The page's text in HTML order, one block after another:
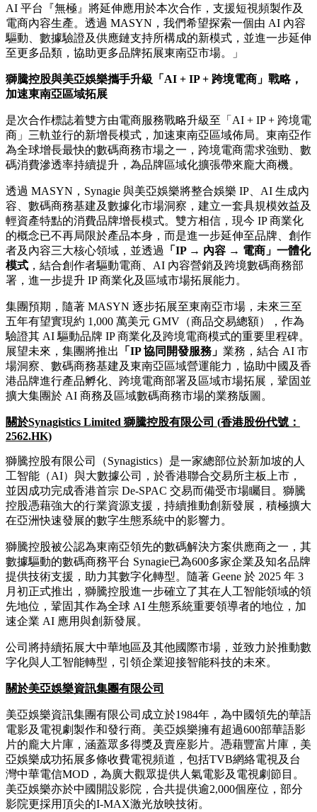
AI 平台『無極』將延伸應用於本次合作，支援短視頻製作及
電商內容生產。透過 MASYN，我們希望探索一個由 AI 內容
驅動、數據驗證及供應鏈支持所構成的新模式，並進一步延伸
至更多品類，協助更多品牌拓展東南亞市場。」
獅騰控股與美亞娛樂攜手升級「 AI + IP + 跨境電商」戰略，
加速東南亞區域拓展
是次合作標誌着雙方由電商服務戰略升級至「AI + IP + 跨境電
商」三軌並行的新增長模式，加速東南亞區域佈局。東南亞作
為全球增長最快的數碼商務市場之一，跨境電商需求強勁、數
碼消費滲透率持續提升，為品牌區域化擴張帶來龐大商機。
透過 MASYN，Synagie 與美亞娛樂將整合娛樂 IP、AI 生成內
容、數碼商務基建及數據化市場洞察，建立一套具規模效益及
輕資產特點的消費品牌增長模式。雙方相信，現今 IP 商業化
的概念已不再局限於產品本身，而是進一步延伸至品牌、創作
者及內容三大核心領域，並透過
「 IP → 內容 → 電商」一體化
模式 ，結合創作者驅動電商、AI 內容營銷及跨境數碼商務部
署，進一步提升 IP 商業化及區域市場拓展能力。
集團預期，隨著 MASYN 逐步拓展至東南亞市場，未來三至
五年有望實現約 1,000 萬美元 GMV（商品交易總額），作為
驗證其 AI 驅動品牌 IP 商業化及跨境電商模式的重要里程碑。
展望未來，集團將推出
「 IP協同開發服務」 業務，結合 AI 市
場洞察、數碼商務基建及東南亞區域營運能力，協助中國及香
港品牌進行產品孵化、跨境電商部署及區域市場拓展，鞏固並
擴大集團於 AI 商務及區域數碼商務市場的業務版圖。
關於Synagistics Limited 獅騰控股有限公司 (香港股份代號：
2562.HK)
獅騰控股有限公司（Synagistics）是一家總部位於新加坡的人
工智能（AI）與大數據公司，於香港聯合交易所主板上市，
並因成功完成香港首宗 De-SPAC 交易而備受市場矚目。獅騰
控股憑藉強大的行業資源支援，持續推動創新發展，積極擴大
在亞洲快速發展的數字生態系統中的影響力。
獅騰控股被公認為東南亞領先的數碼解決方案供應商之一，其
數據驅動的數碼商務平台 Synagie已為600多家企業及知名品牌
提供技術支援，助力其數字化轉型。隨著 Geene 於 2025 年 3
月初正式推出，獅騰控股進一步確立了其在人工智能領域的領
先地位，鞏固其作為全球 AI 生態系統重要領導者的地位，加
速企業 AI 應用與創新發展。
公司將持續拓展大中華地區及其他國際市場，並致力於推動數
字化與人工智能轉型，引領企業迎接智能科技的未來。
關於美亞娛樂資訊集團有限公司
美亞娛樂資訊集團有限公司 成立於1984年，為中國領先的華語
電影及電視劇製作和發行商。美亞娛樂擁有超過600部華語影
片的龐大片庫，涵蓋眾多得獎及賣座影片。憑藉豐富片庫，美
亞娛樂成功拓展多條收費電視頻道，包括TVB網絡電視及台
灣中華電信MOD，為廣大觀眾提供人氣電影及電視劇節目。
美亞娛樂亦於中國開設影院，合共提供逾2,000個座位，部分
影院更採用頂尖的I-MAX激光放映技術。